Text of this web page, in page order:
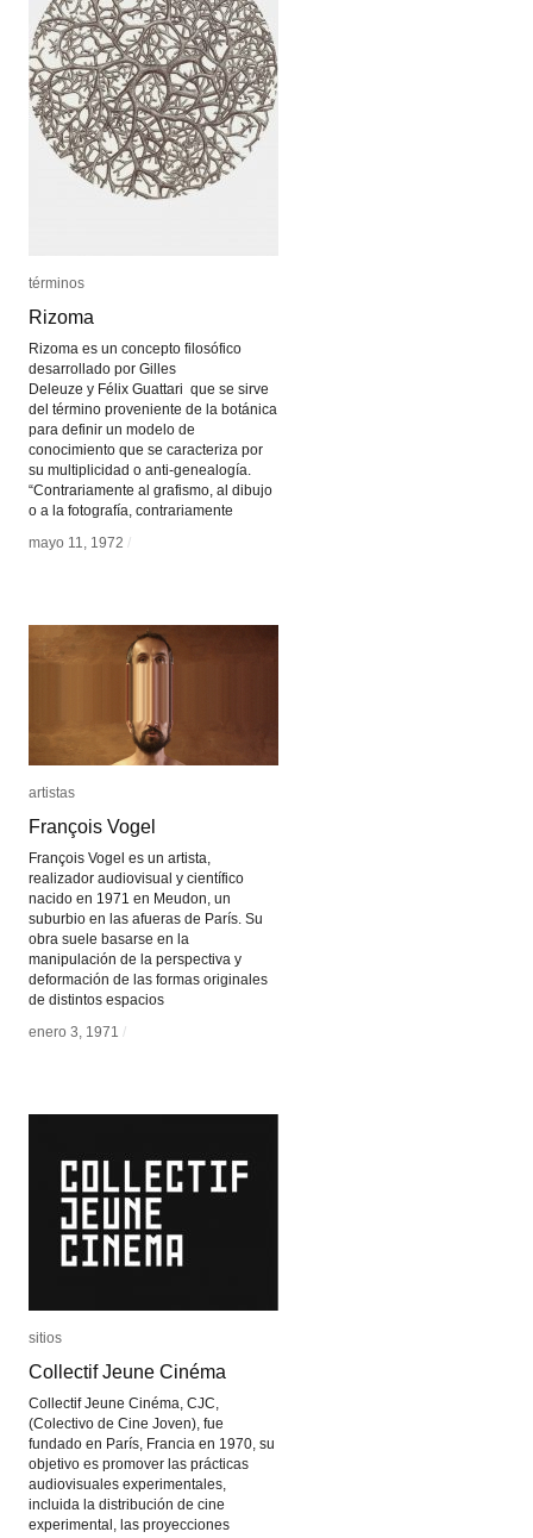
términos
Rizoma
Rizoma es un concepto filosófico
desarrollado por Gilles
Deleuze y Félix Guattari que se sirve
del término proveniente de la botánica
para definir un modelo de
conocimiento que se caracteriza por
su multiplicidad o anti-genealogía.
“Contrariamente al grafismo, al dibujo
o a la fotografía, contrariamente
mayo 11, 1972 /
términos
Rizoma
mayo 11, 1972 /
artistas
François Vogel
François Vogel es un artista,
realizador audiovisual y científico
nacido en 1971 en Meudon, un
suburbio en las afueras de París. Su
obra suele basarse en la
manipulación de la perspectiva y
deformación de las formas originales
de distintos espacios
enero 3, 1971 /
artistas
François Vogel
enero 3, 1971 /
sitios
Collectif Jeune Cinéma
Collectif Jeune Cinéma, CJC,
(Colectivo de Cine Joven), fue
fundado en París, Francia en 1970, su
objetivo es promover las prácticas
audiovisuales experimentales,
incluida la distribución de cine
experimental, las proyecciones
sitios
Collectif Jeune Cinéma